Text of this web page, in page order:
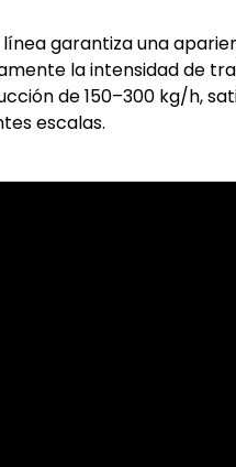
garantiza una
la intensidad de
de 150–300 kg/h,
escalas.